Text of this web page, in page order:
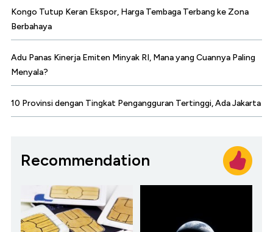
Kongo Tutup Keran Ekspor, Harga Tembaga Terbang ke Zona
Berbahaya
Adu Panas Kinerja Emiten Minyak RI, Mana yang Cuannya Paling
Menyala?
10 Provinsi dengan Tingkat Pengangguran Tertinggi, Ada Jakarta
Recommendation